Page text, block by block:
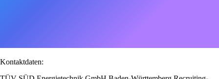
Kontaktdaten: